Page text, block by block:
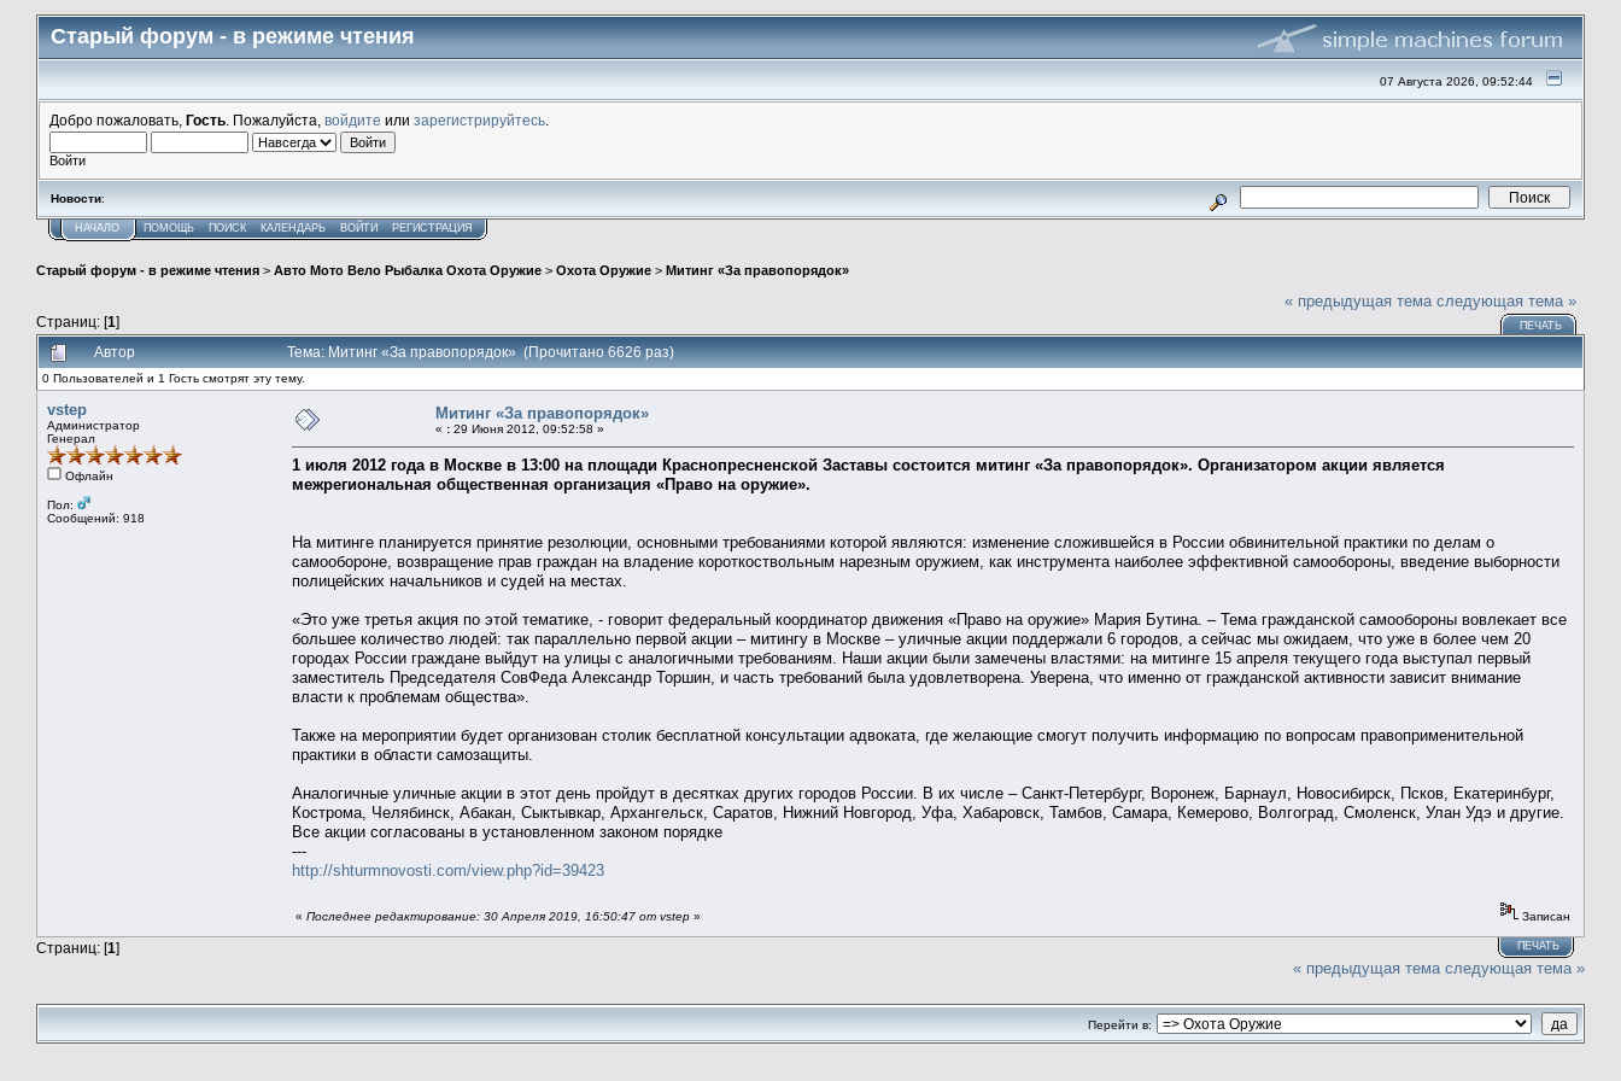
Старый форум - в режиме чтения
07 Августа 2026, 09:52:44
Добро пожаловать, Гость . Пожалуйста, войдите или зарегистрируйтесь
Войти
Новости:
НАЧАЛО ПОМОЩЬ ПОИСК КАЛЕНДАРЬ ВОЙТИ РЕГИСТРАЦИЯ
Старый форум - в режиме чтения > Авто Мото Вело Рыбалка Охота Оружие > Охота Оружие > Митинг «За правопорядок»
Страниц: [1]
« предыдущая тема следующая тема »
ПЕЧАТЬ
Автор Тема: Митинг «За правопорядок» (Прочитано 6626 раз)
0 Пользователей и 1 Гость смотрят эту тему.
vstep
Администратор
Генерал
Офлайн
Пол:
Сообщений: 918
Митинг «За правопорядок»
« : 29 Июня 2012, 09:52:58 »
1 июля 2012 года в Москве в 13:00 на площади Краснопресненской Заставы состоится митинг «За правопорядок». Организатором акции является
межрегиональная общественная организация «Право на оружие».
На митинге планируется принятие резолюции, основными требованиями которой являются: изменение сложившейся в России обвинительной практики по делам о
самообороне, возвращение прав граждан на владение короткоствольным нарезным оружием, как инструмента наиболее эффективной самообороны, введение выборности
полицейских начальников и судей на местах.
«Это уже третья акция по этой тематике, - говорит федеральный координатор движения «Право на оружие» Мария Бутина. – Тема гражданской самообороны вовлекает все
большее количество людей: так параллельно первой акции – митингу в Москве – уличные акции поддержали 6 городов, а сейчас мы ожидаем, что уже в более чем 20
городах России граждане выйдут на улицы с аналогичными требованиям. Наши акции были замечены властями: на митинге 15 апреля текущего года выступал первый
заместитель Председателя СовФеда Александр Торшин, и часть требований была удовлетворена. Уверена, что именно от гражданской активности зависит внимание
власти к проблемам общества».
Также на мероприятии будет организован столик бесплатной консультации адвоката, где желающие смогут получить информацию по вопросам правоприменительной
практики в области самозащиты.
Аналогичные уличные акции в этот день пройдут в десятках других городов России. В их числе – Санкт-Петербург, Воронеж, Барнаул, Новосибирск, Псков, Екатеринбург,
Кострома, Челябинск, Абакан, Сыктывкар, Архангельск, Саратов, Нижний Новгород, Уфа, Хабаровск, Тамбов, Самара, Кемерово, Волгоград, Смоленск, Улан Удэ и другие.
Все акции согласованы в установленном законом порядке
---
http://shturmnovosti.com/view.php?id=39423
« Последнее редактирование: 30 Апреля 2019, 16:50:47 от vstep » Записан
Страниц: [1] ПЕЧАТЬ
« предыдущая тема следующая тема »
Перейти в: